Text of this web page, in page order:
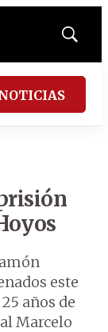
Mostrar
este
años de
Marcelo